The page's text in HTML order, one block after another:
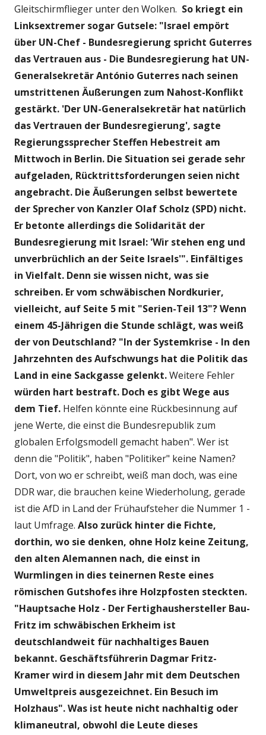
Gleitschirmflieger unter den Wolken. So kriegt ein
Linksextremer sogar Gutsele: "Israel empört
über UN-Chef - Bundesregierung spricht Guterres
das Vertrauen aus - Die Bundesregierung hat UN-
Generalsekretär António Guterres nach seinen
umstrittenen Äußerungen zum Nahost-Konflikt
gestärkt. 'Der UN-Generalsekretär hat natürlich
das Vertrauen der Bundesregierung', sagte
Regierungssprecher Steffen Hebestreit am
Mittwoch in Berlin. Die Situation sei gerade sehr
aufgeladen, Rücktrittsforderungen seien nicht
angebracht. Die Äußerungen selbst bewertete
der Sprecher von Kanzler Olaf Scholz (SPD) nicht.
Er betonte allerdings die Solidarität der
Bundesregierung mit Israel: 'Wir stehen eng und
unverbrüchlich an der Seite Israels'". Einfältiges
in Vielfalt. Denn sie wissen nicht, was sie
schreiben. Er vom schwäbischen Nordkurier,
vielleicht, auf Seite 5 mit "Serien-Teil 13"? Wenn
einem 45-Jährigen die Stunde schlägt, was weiß
der von Deutschland? "In der Systemkrise - In den
Jahrzehnten des Aufschwungs hat die Politik das
Land in eine Sackgasse gelenkt.Weitere Fehler
würden hart bestraft. Doch es gibt Wege aus
dem Tief. Helfen könnte eine Rückbesinnung auf
jene Werte, die einst die Bundesrepublik zum
globalen Erfolgsmodell gemacht haben". Wer ist
denn die "Politik", haben "Politiker" keine Namen?
Dort, von wo er schreibt, weiß man doch, was eine
DDR war, die brauchen keine Wiederholung, gerade
ist die AfD in Land der Frühaufsteher die Nummer 1 -
laut Umfrage. Also zurück hinter die Fichte,
dorthin, wo sie denken, ohne Holz keine Zeitung,
den alten Alemannen nach, die einst in
Wurmlingen in dies teinernen Reste eines
römischen Gutshofes ihre Holzpfosten steckten.
"Hauptsache Holz - Der Fertighaushersteller Bau-
Fritz im schwäbischen Erkheim ist
deutschlandweit für nachhaltiges Bauen
bekannt. Geschäftsführerin Dagmar Fritz-
Kramer wird in diesem Jahr mit dem Deutschen
Umweltpreis ausgezeichnet. Ein Besuch im
Holzhaus". Was ist heute nicht nachhaltig oder
klimaneutral, obwohl die Leute dieses